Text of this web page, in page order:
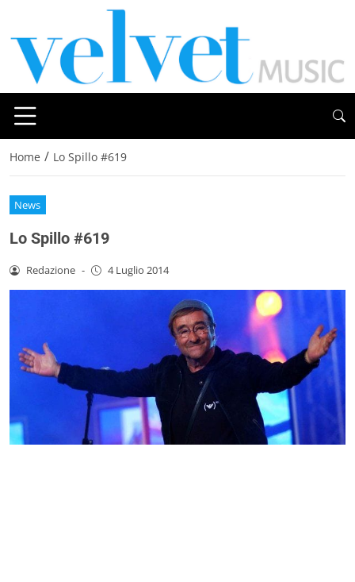
Home / Lo Spillo #619
News
Lo Spillo #619
Redazione - 4 Luglio 2014